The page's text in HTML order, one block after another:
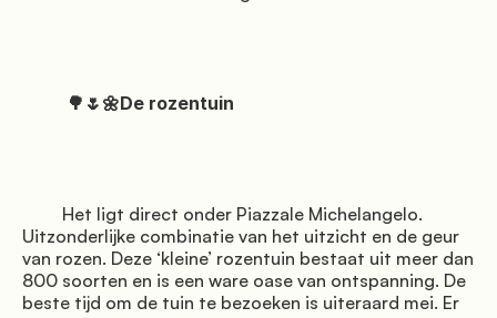
Uitzonderlijke combinatie van het uitzicht en de geur
van rozen. Deze ‘kleine’ rozentuin bestaat uit meer dan
800 soorten en is een ware oase van ontspanning. De
beste tijd om de tuin te bezoeken is uiteraard mei. Er